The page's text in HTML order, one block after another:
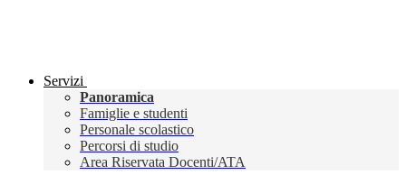
Servizi
Panoramica
Famiglie e studenti
Personale scolastico
Percorsi di studio
Area Riservata Docenti/ATA